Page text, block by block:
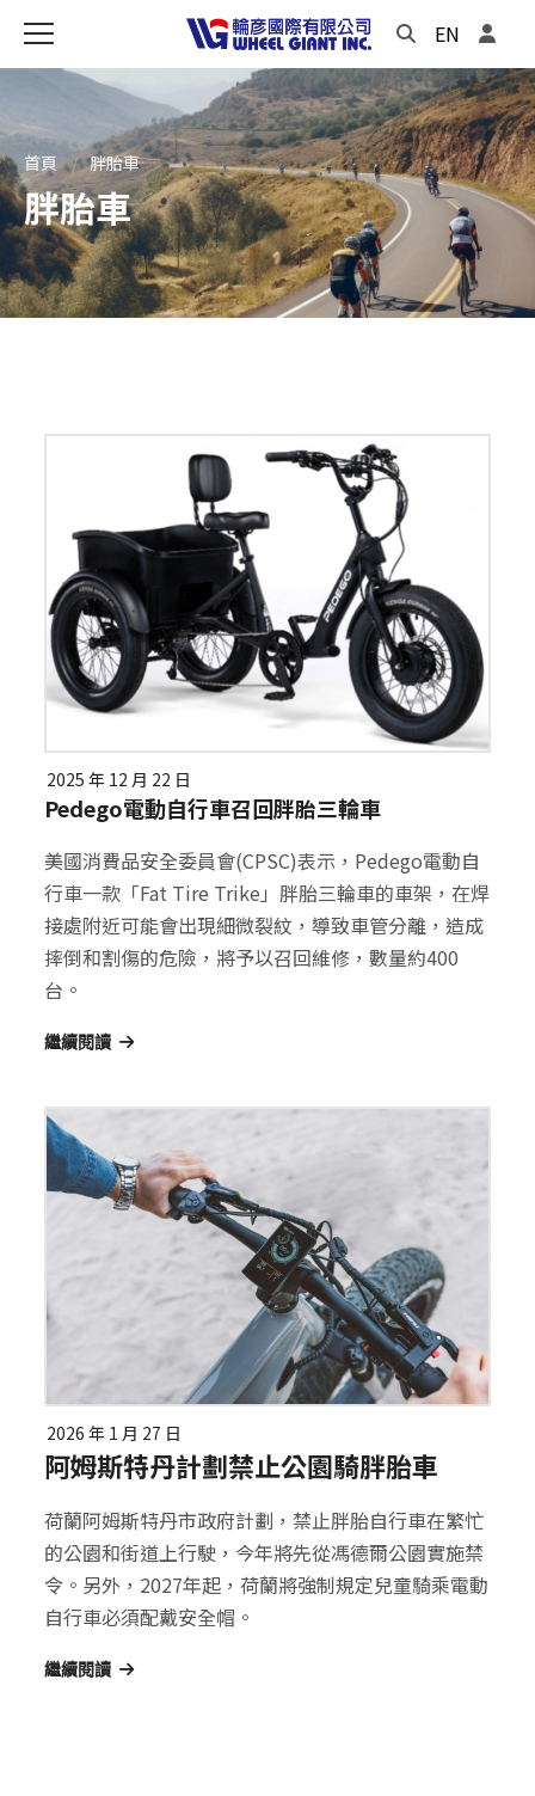
EN
首頁 胖胎車
胖胎車
2025 年 12 月 22 日
Pedego電動自行車召回胖胎三輪車
美國消費品安全委員會(CPSC)表示，Pedego電動自
行車一款「Fat Tire Trike」胖胎三輪車的車架，在焊
接處附近可能會出現細微裂紋，導致車管分離，造成
摔倒和割傷的危險，將予以召回維修，數量約400
台。
繼續閱讀
2026 年 1 月 27 日
阿姆斯特丹計劃禁止公園騎胖胎車
荷蘭阿姆斯特丹市政府計劃，禁止胖胎自行車在繁忙
的公園和街道上行駛，今年將先從馮德爾公園實施禁
令。另外，2027年起，荷蘭將強制規定兒童騎乘電動
自行車必須配戴安全帽。
繼續閱讀